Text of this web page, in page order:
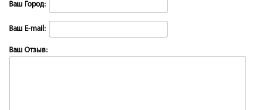
Ваш Город:
Ваш E-mail:
Ваш Отзыв: